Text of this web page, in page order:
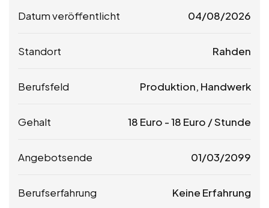
Datum veröffentlicht 04/08/2026
Standort Rahden
Berufsfeld Produktion, Handwerk
Gehalt 18 Euro -18 Euro / Stunde
Angebotsende 01/03/2099
Berufserfahrung Keine Erfahrung